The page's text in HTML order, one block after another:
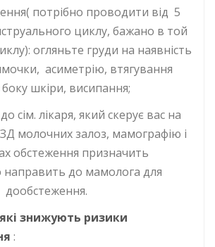
потрібно проводити від 5
циклу, бажано в той
огляньте груди на наявність
асиметрію, втягування
боку шкіри, висипання;
сім. лікаря, який скерує вас на
молочних залоз, мамографію і
обстеження призначить
направить до мамолога для
знижують ризики
: